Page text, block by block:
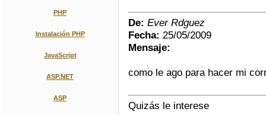
De: Ever Rdguez
Fecha: 25/05/2009
Mensaje:
como le ago para hacer mi
Quizás le interese
PHP
Instalación PHP
JavaScript
ASP.NET
ASP